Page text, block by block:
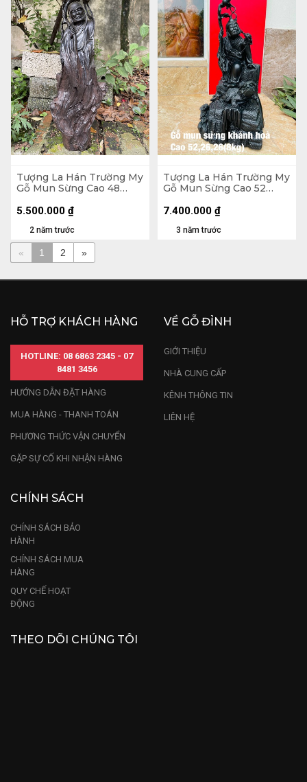
Tượng La Hán Trường My
Gỗ Mun Sừng Cao 48
2 năm trước
5.500.000 ₫
Tượng La Hán Trường My
Gỗ Mun Sừng Cao 52
3 năm trước
7.400.000 ₫
« 1 2 »
HỖ TRỢ KHÁCH HÀNG
HOTLINE: 08 6863 2345 - 07
8481 3456
HƯỚNG DẪN ĐẶT HÀNG
MUA HÀNG - THANH TOÁN
PHƯƠNG THỨC VẬN CHUYỂN
GẶP SỰ CỐ KHI NHẬN HÀNG
VỀ GỖ ĐỈNH
GIỚI THIỆU
NHÀ CUNG CẤP
KÊNH THÔNG TIN
LIÊN HỆ
CHÍNH SÁCH
CHÍNH SÁCH BẢO
HÀNH
CHÍNH SÁCH MUA
HÀNG
QUY CHẾ HOẠT
ĐỘNG
THEO DÕI CHÚNG TÔI